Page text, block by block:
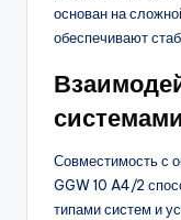
основан на
обеспечивают
системами
Совместимость с
GGW 10 A4/2
типами систем и